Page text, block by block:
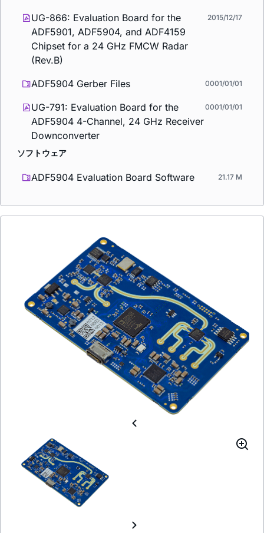
UG-866: Evaluation Board for the
ADF5901, ADF5904, and ADF4159
Chipset for a 24 GHz FMCW Radar
(Rev.B)
2015/12/17
ADF5904 Gerber Files 0001/01/01
UG-791: Evaluation Board for the
ADF5904 4-Channel, 24 GHz Receiver
Downconverter
0001/01/01
ソフトウェア
ADF5904 Evaluation Board Software 21.17 M